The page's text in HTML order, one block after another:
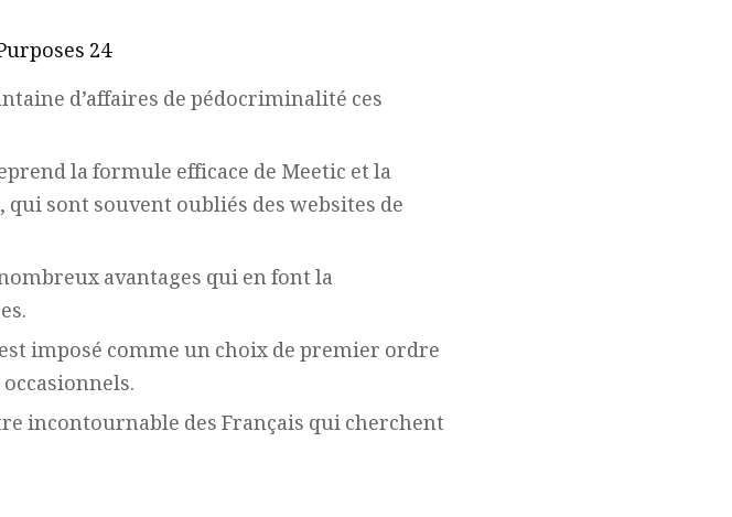
24
d’affaires de pédocriminalité ces
la formule efficace de Meetic et la
sont souvent oubliés des websites de
avantages qui en font la
imposé comme un choix de premier ordre
incontournable des Français qui cherchent